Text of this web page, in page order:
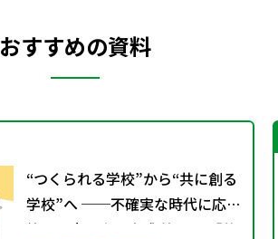
おすすめの資料
“つくられる学校”から“共に創る
学校”へ ──不確実な時代に応
答する小津中の実践 第三回 「共